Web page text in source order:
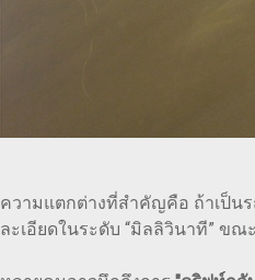
ความแตกต่างที่สำคัญคือ ถ้าเป็นร
ละเอียดในระดับ “มิลลิวินาที” ข